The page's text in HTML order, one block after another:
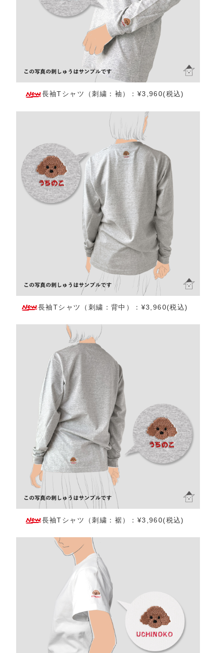
長袖Tシャツ（刺繍：袖）：¥3,960(税込)
長袖Tシャツ（刺繍：背中）：¥3,960(税込)
長袖Tシャツ（刺繍：裾）：¥3,960(税込)